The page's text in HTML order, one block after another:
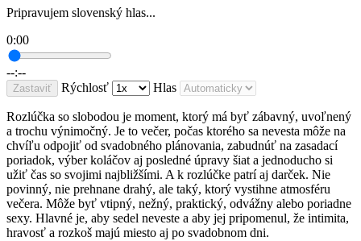
Pripravujem slovenský hlas...
0:00
--:--
Zastaviť Rýchlosť Hlas
Rozlúčka so slobodou je moment, ktorý má byť zábavný, uvoľnený
a trochu výnimočný. Je to večer, počas ktorého sa nevesta môže na
chvíľu odpojiť od svadobného plánovania, zabudnúť na zasadací
poriadok, výber koláčov aj posledné úpravy šiat a jednoducho si
užiť čas so svojimi najbližšími. A k rozlúčke patrí aj darček. Nie
povinný, nie prehnane drahý, ale taký, ktorý vystihne atmosféru
večera. Môže byť vtipný, nežný, praktický, odvážny alebo poriadne
sexy. Hlavné je, aby sedel neveste a aby jej pripomenul, že intimita,
hravosť a rozkoš majú miesto aj po svadobnom dni.